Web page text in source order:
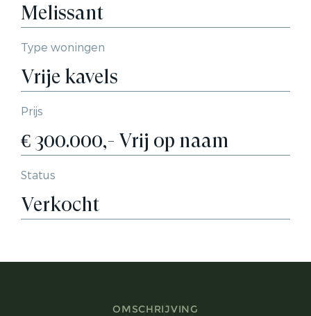
Melissant
Type woningen
Vrije kavels
Prijs
€ 300.000,- Vrij op naam
Status
Verkocht
OMSCHRIJVING